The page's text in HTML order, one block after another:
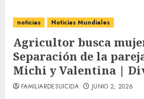
noticias Noticias Mundiales
Agricultor busca
Separación de la
Michi y Valentina |
FAMILIARDESUICIDA JUNIO 2, 2026